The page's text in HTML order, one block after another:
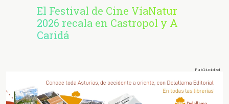
El Festival de Cine VíaNatur
2026 recala en Castropol y A
Caridá